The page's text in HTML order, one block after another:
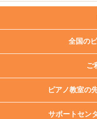
全国の
ご
ピアノ教室の
サポートセン